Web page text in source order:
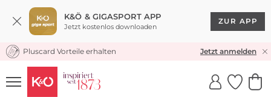
K&Ö & GIGASPORT APP
Jetzt kostenlos downloaden
ZUR APP
KOSTENLOSER VERSAND* & RÜCKVERSAND
Pluscard Vorteile erhalten Jetzt anmelden
UNSERE APP
CLICK &